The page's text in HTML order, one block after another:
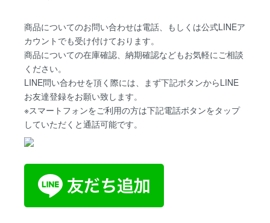
商品についてのお問い合わせは電話、もしくは公式LINEア
カウントでも受け付けております。
商品についての在庫確認、納期確認などもお気軽にご相談
ください。
LINE問い合わせを頂く際には、まず下記ボタンからLINE
お友達登録をお願い致します。
※スマートフォンをご利用の方は下記電話ボタンをタップ
していただくと通話可能です。